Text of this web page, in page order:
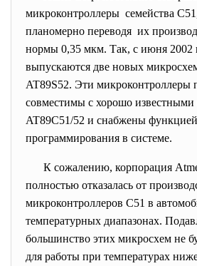
микроконтроллеры семейства
планомерно переводя их
нормы 0,35 мкм. Так, с июня 2002
выпускаются две новых
AT89S52. Эти микроконтроллеры
совместимы с хорошо известными
AT89C51/52 и снабжены функцией
программирования в системе.
К сожалению, корпорация
полностью отказалась от
микроконтроллеров С51 в
температурных диапазонах.
большинство этих микросхем не
для работы при температурах